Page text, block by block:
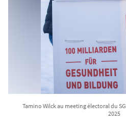
Tamino Wilck au meeting électoral du
2025